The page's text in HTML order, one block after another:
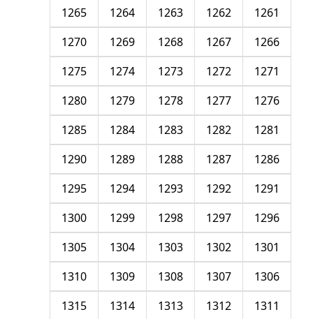
1261
1262
1263
1264
1265
1266
1267
1268
1269
1270
1271
1272
1273
1274
1275
1276
1277
1278
1279
1280
1281
1282
1283
1284
1285
1286
1287
1288
1289
1290
1291
1292
1293
1294
1295
1296
1297
1298
1299
1300
1301
1302
1303
1304
1305
1306
1307
1308
1309
1310
1311
1312
1313
1314
1315